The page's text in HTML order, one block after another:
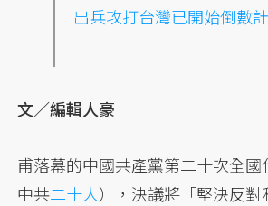
出兵攻打台灣已開始倒數
文／編輯人豪
甫落幕的中國共產黨第二十次全
中共二十大），決議將「堅決反